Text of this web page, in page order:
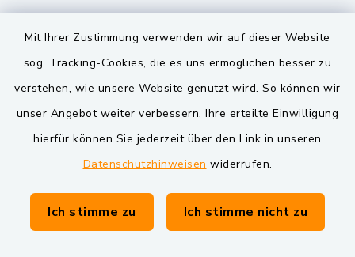
Mit Ihrer Zustimmung verwenden wir auf dieser Website
sog. Tracking-Cookies, die es uns ermöglichen besser zu
verstehen, wie unsere Website genutzt wird. So können wir
unser Angebot weiter verbessern. Ihre erteilte Einwilligung
hierfür können Sie jederzeit über den Link in unseren
Datenschutzhinweisen widerrufen.
Ich stimme zu Ich stimme nicht zu